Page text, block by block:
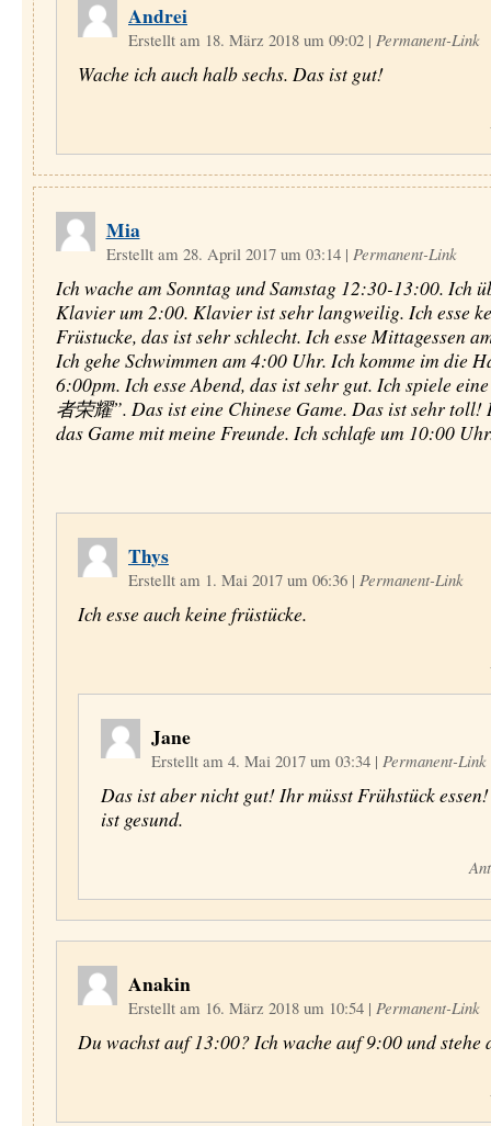
Andrei
Erstellt am 18. März 2018 um 09:02 | Permanent-Link
Wache ich auch halb sechs. Das ist gut!
Mia
Erstellt am 28. April 2017 um 03:14 | Permanent-Link
Ich wache am Sonntag und Samstag 12:30-13:00. Ich
Klavier um 2:00. Klavier ist sehr langweilig. Ich esse
Früstucke, das ist sehr schlecht. Ich esse Mittagessen
Ich gehe Schwimmen am 4:00 Uhr. Ich komme im die
6:00pm. Ich esse Abend, das ist sehr gut. Ich spiele
者荣耀”. Das ist eine Chinese Game. Das ist sehr toll!
das Game mit meine Freunde. Ich schlafe um 10:00
Thys
Erstellt am 1. Mai 2017 um 06:36 | Permanent-Link
Ich esse auch keine früstücke.
Jane
Erstellt am 4. Mai 2017 um 03:34 | Permanent-Link
Das ist aber nicht gut! Ihr müsst Frühstück
ist gesund.
Anakin
Erstellt am 16. März 2018 um 10:54 | Permanent-Link
Du wachst auf 13:00? Ich wache auf 9:00 und stehe